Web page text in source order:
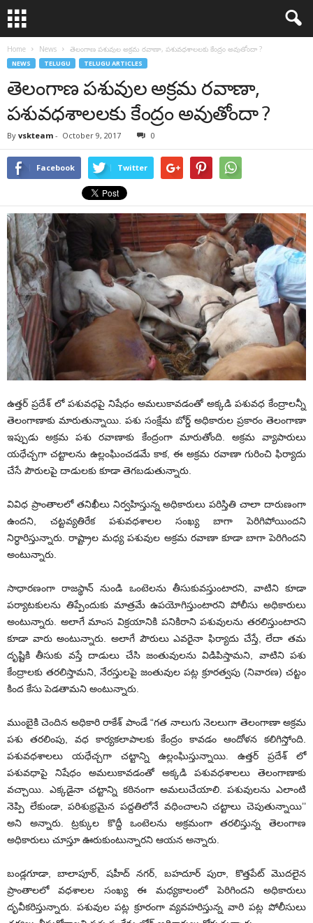
Home News తెలంగాణ పశువుల అక్రమ రవాణా, పశువధశాలలకు కేంద్రం అవుతోందా ?
NEWS TELUGU TELUGU ARTICLES
తెలంగాణ పశువుల అక్రమ రవాణా,
పశువధశాలలకు కేంద్రం అవుతోందా ?
By vskteam - October 9, 2017 0
Facebook Twitter
ఉత్తర్ ప్రదేశ్ లో పశువధపై నిషేధం అమలుకావడంతో అక్కడి పశువధ కేంద్రాలన్నీ
తెలంగాణాకు మారుతున్నాయి. పశు సంక్షేమ బోర్డ్ అధికారుల ప్రకారం తెలంగాణా
ఇప్పుడు అక్రమ పశు రవాణాకు కేంద్రంగా మారుతోంది. అక్రమ వ్యాపారులు
యధేచ్చగా చట్టాలను ఉల్లంఘించడమే కాక, ఈ అక్రమ రవాణా గురించి ఫిర్యాదు
చేసే పౌరులపై దాడులకు కూడా తెగబడుతున్నారు.
వివిధ ప్రాంతాలలో తనిఖీలు నిర్వహిస్తున్న అధికారులు పరిస్తితి చాలా దారుణంగా
ఉందని, చట్టవ్యతిరేక పశువధశాలల సంఖ్య బాగా పెరిగిపోయిందని
నిర్ధారిస్తున్నారు. రాష్ట్రాల మధ్య పశువుల అక్రమ రవాణా కూడా బాగా పెరిగిందని
అంటున్నారు.
సాధారణంగా రాజస్థాన్ నుండి ఒంటెలను తీసుకువస్తుంటారని, వాటిని కూడా
పర్యాటకులను తిప్పేందుకు మాత్రమే ఉపయోగిస్తుంటారని పోలీసు అధికారులు
అంటున్నారు. అలాగే మాంస విక్రయానికి పనికిరాని పశువులను తరలిస్తుంటారని
కూడా వారు అంటున్నారు. అలాగే పౌరులు ఎవరైనా ఫిర్యాదు చేస్తే, లేదా తమ
దృష్టికి తీసుకు వస్తే దాడులు చేసి జంతువులను విడిపిస్తామని, వాటిని పశు
కేంద్రాలకు తరలిస్తామని, నేరస్తులపై జంతువుల పట్ల క్రూరత్వపు (నివారణ) చట్టం
కింద కేసు పెడతామని అంటున్నారు.
ముంబైకి చెందిన అధికారి రాకేశ్ పాండే “గత నాలుగు నెలలుగా తెలంగాణా అక్రమ
పశు తరలింపు, వధ కార్యకలాపాలకు కేంద్రం కావడం ఆందోళన కలిగిస్తోంది.
పశువధశాలలు యధేచ్చగా చట్టాన్ని ఉల్లంఘిస్తున్నాయి. ఉత్తర్ ప్రదేశ్ లో
పశువధాపై నిషేధం అమలుకావడంతో అక్కడి పశువధశాలలు తెలంగాణాకు
వచ్చాయి. ఎక్కడైనా చట్టాన్ని కఠినంగా అమలుచేయాలి. పశువులను ఎలాంటి
నెప్పి లేకుండా, పరిశుభ్రమైన పద్దతిలోనే వధించాలని చట్టాలు చెపుతున్నాయి’’
అని అన్నారు. ట్రక్కుల కొద్దీ ఒంటెలను అక్రమంగా తరలిస్తున్న తెలంగాణ
అధికారులు చూస్తూ ఊరుకుంటున్నారని ఆయన అన్నారు.
బండ్లగూడా, బాలాపూర్, షహీద్ నగర్, బహదూర్ పురా, కొత్తపేట్ మొదలైన
ప్రాంతాలలో వధశాలల సంఖ్య ఈ మధ్యకాలంలో పెరిగిందని అధికారులు
దృవీకరిస్తున్నారు. పశువుల పట్ల క్రూరంగా వ్యవహరిస్తున్న వారి పట్ల పోలీసులు